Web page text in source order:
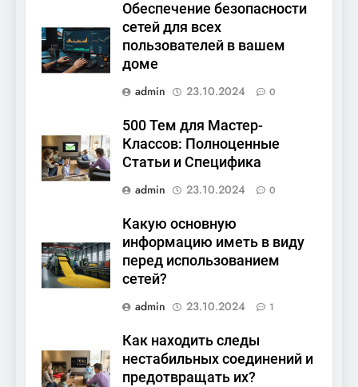
Обеспечение безопасности
сетей для всех
пользователей в вашем
доме
admin
23.10.2024 0
500 Тем для Мастер-
Классов: Полноценные
Статьи и Специфика
admin
23.10.2024 0
Какую основную
информацию иметь в виду
перед использованием
сетей?
admin
23.10.2024 1
Как находить следы
нестабильных соединений и
предотвращать их?